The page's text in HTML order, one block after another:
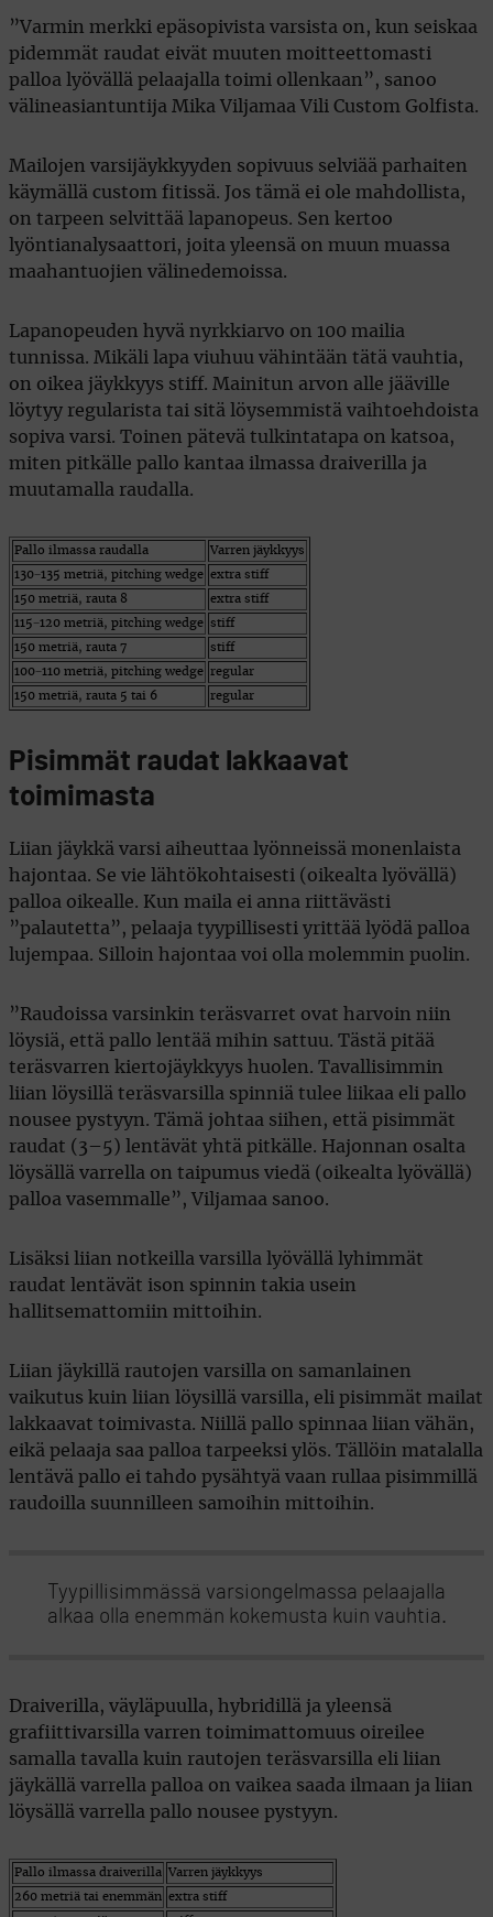
”Varmin merkki epäsopivista varsista on, kun seiskaa
pidemmät raudat eivät muuten moitteettomasti
palloa lyövällä pelaajalla toimi ollenkaan”, sanoo
välineasiantuntija Mika Viljamaa Vili Custom Golfista.
Mailojen varsijäykkyyden sopivuus selviää parhaiten
käymällä custom fitissä. Jos tämä ei ole mahdollista,
on tarpeen selvittää lapanopeus. Sen kertoo
lyöntianalysaattori, joita yleensä on muun muassa
maahantuojien välinedemoissa.
Lapanopeuden hyvä nyrkkiarvo on 100 mailia
tunnissa. Mikäli lapa viuhuu vähintään tätä vauhtia,
on oikea jäykkyys stiff. Mainitun arvon alle jääville
löytyy regularista tai sitä löysemmistä vaihtoehdoista
sopiva varsi. Toinen pätevä tulkintatapa on katsoa,
miten pitkälle pallo kantaa ilmassa draiverilla ja
muutamalla raudalla.
Pallo ilmassa raudalla
Varren jäykkyys
130−135 metriä, pitching wedge extra stiff
150 metriä, rauta 8
extra stiff
115−120 metriä, pitching wedge stiff
150 metriä, rauta 7
stiff
100−110 metriä, pitching wedge regular
150 metriä, rauta 5 tai 6
regular
Pisimmät raudat lakkaavat
toimimasta
Liian jäykkä varsi aiheuttaa lyönneissä monenlaista
hajontaa. Se vie lähtökohtaisesti (oikealta lyövällä)
palloa oikealle. Kun maila ei anna riittävästi
”palautetta”, pelaaja tyypillisesti yrittää lyödä palloa
lujempaa. Silloin hajontaa voi olla molemmin puolin.
”Raudoissa varsinkin teräsvarret ovat harvoin niin
löysiä, että pallo lentää mihin sattuu. Tästä pitää
teräsvarren kiertojäykkyys huolen. Tavallisimmin
liian löysillä teräsvarsilla spinniä tulee liikaa eli pallo
nousee pystyyn. Tämä johtaa siihen, että pisimmät
raudat (3–5) lentävät yhtä pitkälle. Hajonnan osalta
löysällä varrella on taipumus viedä (oikealta lyövällä)
palloa vasemmalle”, Viljamaa sanoo.
Lisäksi liian notkeilla varsilla lyövällä lyhimmät
raudat lentävät ison spinnin takia usein
hallitsemattomiin mittoihin.
Liian jäykillä rautojen varsilla on samanlainen
vaikutus kuin liian löysillä varsilla, eli pisimmät mailat
lakkaavat toimivasta. Niillä pallo spinnaa liian vähän,
eikä pelaaja saa palloa tarpeeksi ylös. Tällöin matalalla
lentävä pallo ei tahdo pysähtyä vaan rullaa pisimmillä
raudoilla suunnilleen samoihin mittoihin.
Tyypillisimmässä varsiongelmassa pelaajalla
alkaa olla enemmän kokemusta kuin vauhtia.
Draiverilla, väyläpuulla, hybridillä ja yleensä
grafiittivarsilla varren toimimattomuus oireilee
samalla tavalla kuin rautojen teräsvarsilla eli liian
jäykällä varrella palloa on vaikea saada ilmaan ja liian
löysällä varrella pallo nousee pystyyn.
Pallo ilmassa draiverilla
Varren jäykkyys
260 metriä tai enemmän
extra stiff